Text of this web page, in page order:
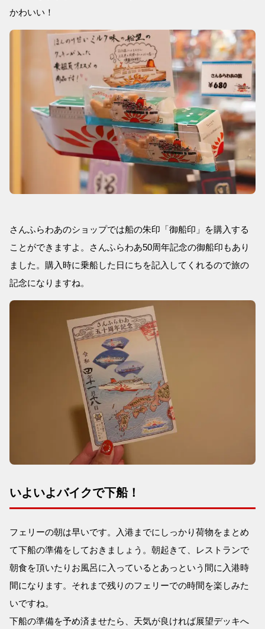
かわいい！
さんふらわあのショップでは船の朱印「御船印」を購入する
ことができますよ。さんふらわあ50周年記念の御船印もあり
ました。購入時に乗船した日にちを記入してくれるので旅の
記念になりますね。
いよいよバイクで下船！
フェリーの朝は早いです。入港までにしっかり荷物をまとめ
て下船の準備をしておきましょう。朝起きて、レストランで
朝食を頂いたりお風呂に入っているとあっという間に入港時
間になります。それまで残りのフェリーでの時間を楽しみた
いですね。
下船の準備を予め済ませたら、天気が良ければ展望デッキへ